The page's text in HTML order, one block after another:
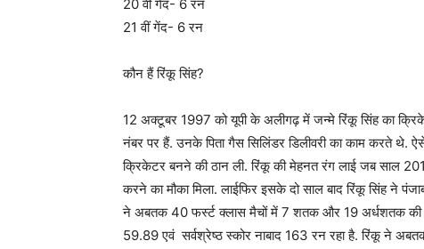
20 वीं गेंद- 6 रन
21 वीं गेंद- 6 रन
कौन हैं रिंकू सिंह?
12 अक्टूबर 1997 को यूपी के अलीगढ़ में जन्मे रिंकू सिंह का
नंबर पर हैं. उनके पिता गैस सिलिंडर डिलीवरी का काम करते थे.
क्रिकेटर बनने की ठान ली. रिंकू की मेहनत रंग लाई जब साल
करने का मौका मिला. लाईफिर इसके दो साल बाद रिंकू सिंह ने
ने अबतक 40 फर्स्ट क्लास मैचों में 7 शतक और 19 अर्धशतक
59.89 एवं सर्वश्रेष्ठ स्कोर नाबाद 163 रन रहा है. रिंकू ने